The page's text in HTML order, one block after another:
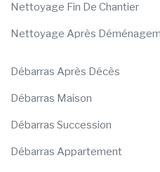
Nettoyage Fin De Chantier
Nettoyage Après
Débarras Après Décès
Débarras Maison
Débarras Succession
Débarras Appartement